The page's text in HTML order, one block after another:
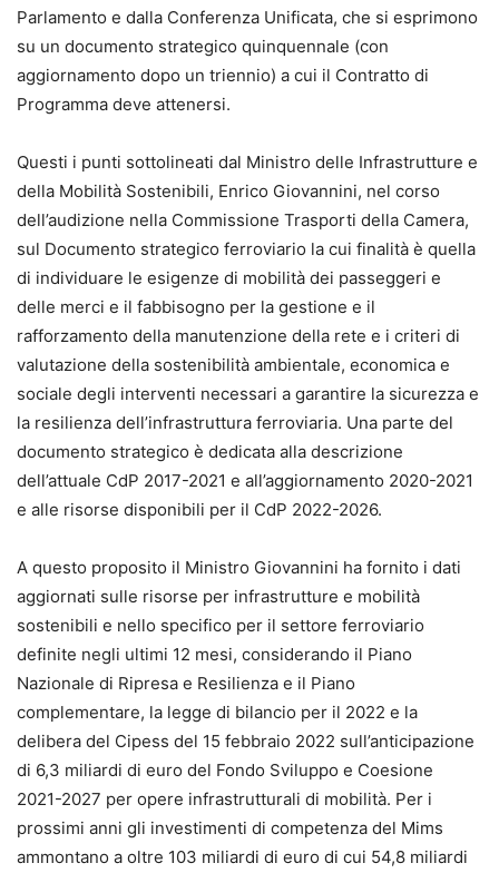
Parlamento e dalla Conferenza Unificata, che si esprimono
su un documento strategico quinquennale (con
aggiornamento dopo un triennio) a cui il Contratto di
Programma deve attenersi.
Questi i punti sottolineati dal Ministro delle Infrastrutture e
della Mobilità Sostenibili, Enrico Giovannini, nel corso
dell’audizione nella Commissione Trasporti della Camera,
sul Documento strategico ferroviario la cui finalità è quella
di individuare le esigenze di mobilità dei passeggeri e
delle merci e il fabbisogno per la gestione e il
rafforzamento della manutenzione della rete e i criteri di
valutazione della sostenibilità ambientale, economica e
sociale degli interventi necessari a garantire la sicurezza e
la resilienza dell’infrastruttura ferroviaria. Una parte del
documento strategico è dedicata alla descrizione
dell’attuale CdP 2017-2021 e all’aggiornamento 2020-2021
e alle risorse disponibili per il CdP 2022-2026.
A questo proposito il Ministro Giovannini ha fornito i dati
aggiornati sulle risorse per infrastrutture e mobilità
sostenibili e nello specifico per il settore ferroviario
definite negli ultimi 12 mesi, considerando il Piano
Nazionale di Ripresa e Resilienza e il Piano
complementare, la legge di bilancio per il 2022 e la
delibera del Cipess del 15 febbraio 2022 sull’anticipazione
di 6,3 miliardi di euro del Fondo Sviluppo e Coesione
2021-2027 per opere infrastrutturali di mobilità. Per i
prossimi anni gli investimenti di competenza del Mims
ammontano a oltre 103 miliardi di euro di cui 54,8 miliardi